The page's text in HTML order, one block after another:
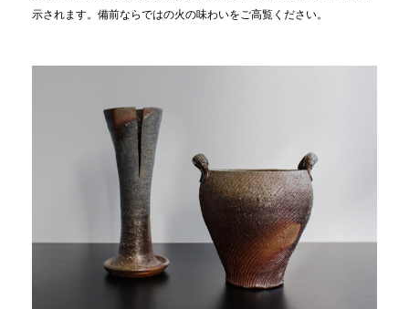
示されます。備前ならではの火の味わいをご高覧ください。